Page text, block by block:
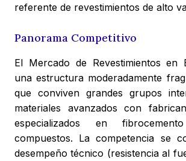
referente de revestimientos de alto
Panorama Competitivo
El Mercado de Revestimientos en
una estructura moderadamente
que conviven grandes grupos
materiales avanzados con
especializados en
compuestos. La competencia se
desempeño técnico (resistencia al